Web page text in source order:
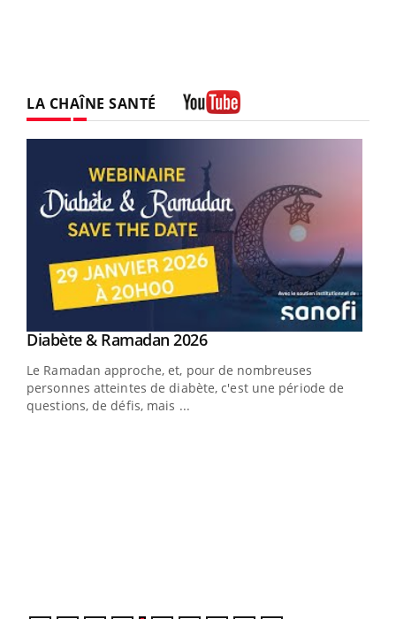
LA CHAÎNE SANTÉ
Youtube
Diabète & Ramadan 2026Youtube
Le Ramadan approche, et, pour de nombreuses
personnes atteintes de diabète, c'est une période de
questions, de défis, mais ...